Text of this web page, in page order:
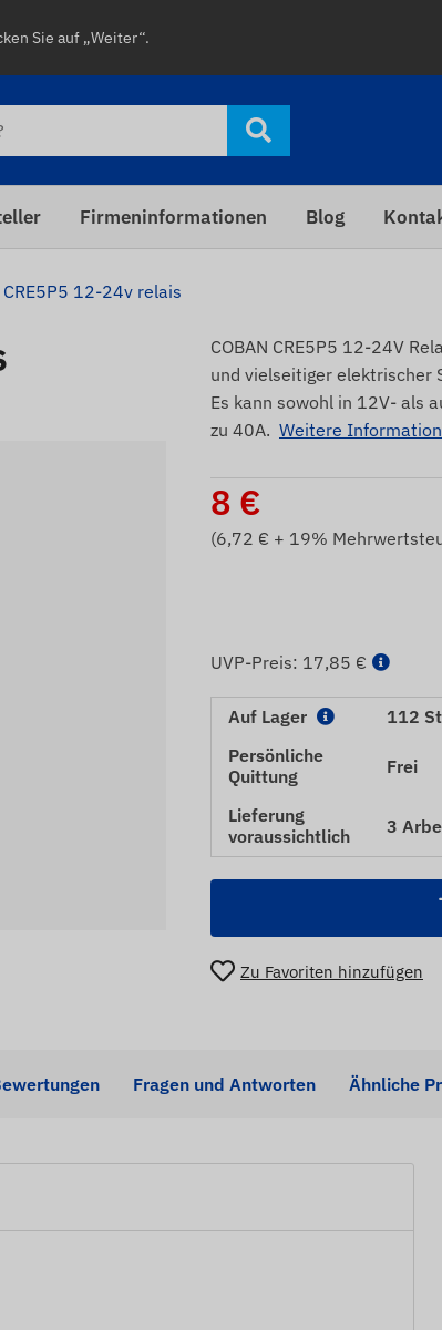
Sie auf „Weiter“.
Firmeninformationen Blog
CRE5P5 12-24v relais
COBAN CRE5P5 12-24V
und vielseitiger elektrischer
Es kann sowohl in 12V- als
zu 40A. Weitere
8 €
(6,72 € + 19%
UVP-Preis: 17,85 €
Auf Lager
112
Persönliche
Quittung
Frei
Lieferung
voraussichtlich
3
Zu Favoriten hinzufügen
Fragen und Antworten Ähnliche